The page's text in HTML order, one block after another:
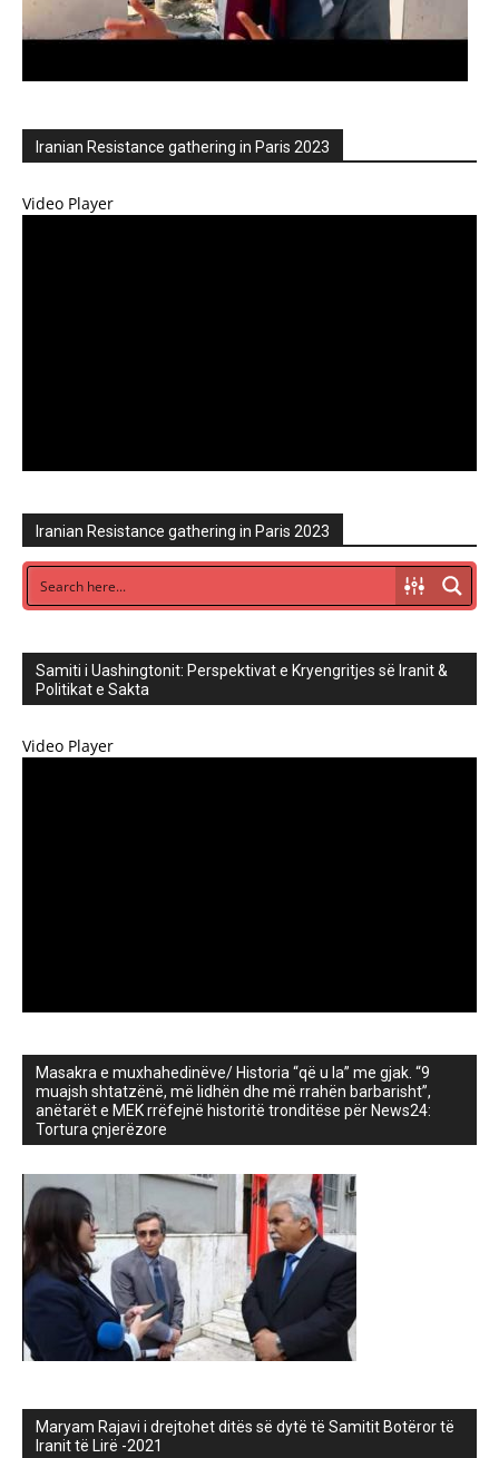
Iranian Resistance gathering in Paris 2023
Video Player
Iranian Resistance gathering in Paris 2023
Samiti i Uashingtonit: Perspektivat e Kryengritjes së Iranit &
Politikat e Sakta
Video Player
Masakra e muxhahedinëve/ Historia “që u la” me gjak. “9
muajsh shtatzënë, më lidhën dhe më rrahën barbarisht”,
anëtarët e MEK rrëfejnë historitë tronditëse për News24:
Tortura çnjerëzore
Maryam Rajavi i drejtohet ditës së dytë të Samitit Botëror të
Iranit të Lirë -2021